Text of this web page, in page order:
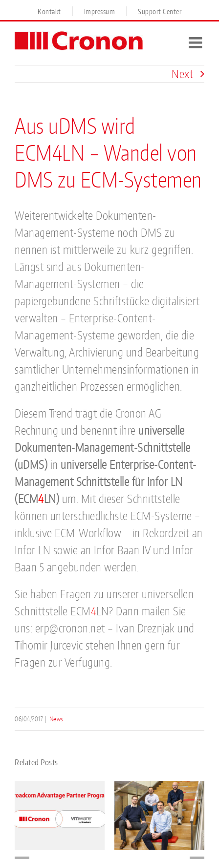
to
Kontakt Impressum Support Center
Next
Aus uDMS wird
ECM4LN – Wandel von
DMS zu ECM-Systemen
Weiterentwickelte Dokumenten-
Management-Systeme noch DMS zu
nennen ist mittlerweile zu kurz gegriffen.
Längst sind aus Dokumenten-
Management-Systemen – die
papiergebundene Schriftstücke digitalisiert
verwalten – Enterprise-Content-
Management-Systeme geworden, die die
Verwaltung, Archivierung und Bearbeitung
sämtlicher Unternehmensinformationen in
ganzheitlichen Prozessen ermöglichen.
Diesem Trend trägt die Cronon AG
Rechnung und benennt ihre universelle
Dokumenten-Management-Schnittstelle
(uDMS) in universelle Enterprise-Content-
Management Schnittstelle für Infor LN
(ECM4LN) um. Mit dieser Schnittstelle
können unterschiedlichste ECM-Systeme –
inklusive ECM-Workflow – in Rekordzeit an
Infor LN sowie an Infor Baan IV und Infor
Baan 5 angebunden werden.
Sie haben Fragen zu unserer universellen
Schnittstelle ECM4LN? Dann mailen Sie
uns: erp@cronon.net – Ivan Dreznjak und
Tihomir Jurcevic stehen Ihnen gern für
Fragen zur Verfügung.
06/04/2017 News
Related Posts